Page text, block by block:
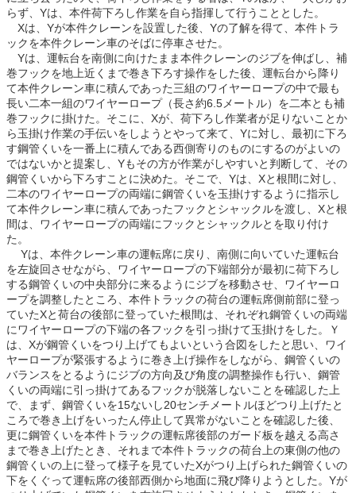
らず、Yは、本件荷下ろし作業を自ら指揮して行うこととした。
Xは、Yが本件クレーンを設置した後、Yの了解を得て、本件トラ
ックを本件クレーン車のそばに停車させた。
Yは、運転台を南側に向けたまま本件クレーンのジブを伸ばし、補
巻フックを地上近くまで巻き下ろす操作をした後、運転台から降り
て本件クレーン車に積んであった三組のワイヤーロープの中で最も
長い二本一組のワイヤーロープ（長さ約6.5メートル）を二本とも補
巻フックに掛けた。そこに、Xが、荷下ろし作業者が足りないことか
ら玉掛け作業の手伝いをしようとやって来て、Yに対し、最初に下ろ
す鋼管くいを一番上に積んである西側寄りのものにするのがよいの
ではないかと提案し、Yもその方が作業がしやすいと判断して、その
鋼管くいから下ろすことに決めた。そこで、Yは、Xと根間に対し、
二本のワイヤーロープの両端に鋼管くいを玉掛けするように指示し
て本件クレーン車に積んであったフックとシャックルを渡し、Xと根
間は、ワイヤーロープの両端にフックとシャックルとを取り付け
た。
Yは、本件クレーン車の運転席に戻り、南側に向いていた運転台
を左旋回させながら、ワイヤーロープの下端部分が最初に荷下ろし
する鋼管くいの中央部分に来るようにジブを移動させ、ワイヤーロ
ープを調整したところ、本件トラックの荷台の運転席側前部に登っ
ていたXと荷台の後部に登っていた根間は、それぞれ鋼管くいの両端
にワイヤーロープの下端の各フックを引っ掛けて玉掛けをした。Ｙ
は、Xが鋼管くいをつり上げてもよいという合図をしたと思い、ワイ
ヤーロープが緊張するように巻き上げ操作をしながら、鋼管くいの
バランスをとるようにジブの方向及び角度の調整操作も行い、鋼管
くいの両端に引っ掛けてあるフックが脱落しないことを確認した上
で、まず、鋼管くいを15ないし20センチメートルほどつり上げたと
ころで巻き上げをいったん停止して異常がないことを確認した後、
更に鋼管くいを本件トラックの運転席後部のガード板を越える高さ
まで巻き上げたとき、それまで本件トラックの荷台上の東側の他の
鋼管くいの上に登って様子を見ていたXがつり上げられた鋼管くいの
下をくぐって運転席の後部西側から地面に飛び降りようとした。Yが